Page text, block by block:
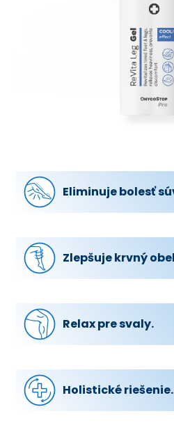
Eliminuje bolesť
nepohodlie, náš gél
Zlepšuje krvný
pocit ťažkých nôh, čím
Relax pre svaly.
rušným a aktívnym
Holistické riešenie.